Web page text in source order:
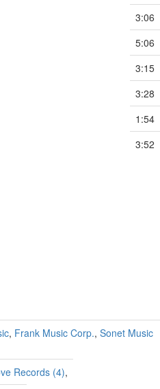
3:06
5:06
3:15
3:28
1:54
3:52
, Frank Music Corp., Sonet Music
Records (4),